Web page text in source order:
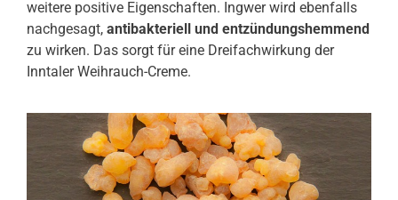
weitere positive Eigenschaften. Ingwer wird ebenfalls
nachgesagt, antibakteriell und entzündungshemmend
zu wirken. Das sorgt für eine Dreifachwirkung der
Inntaler Weihrauch-Creme.